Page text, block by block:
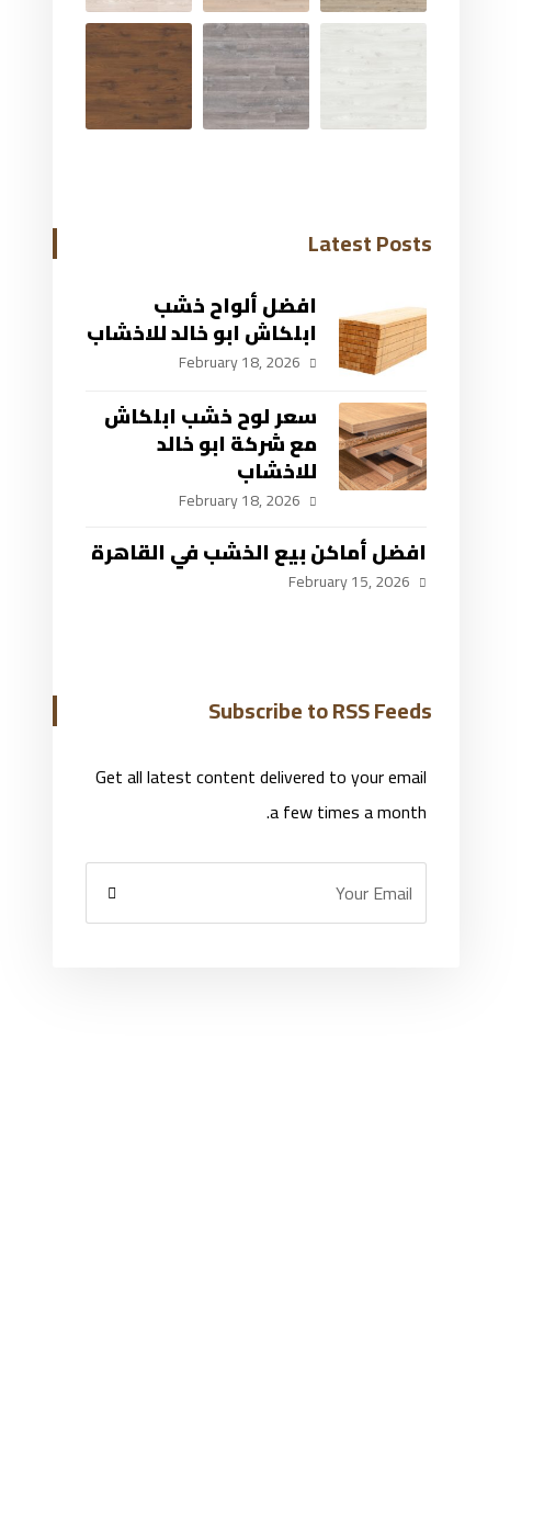
Latest Posts
افضل ألواح خشب
ابلكاش ابو خالد للاخشاب
February 18, 2026
سعر لوح خشب ابلكاش
مع شركة ابو خالد
للاخشاب
February 18, 2026
افضل أماكن بيع الخشب في القاهرة
February 15, 2026
Subscribe to RSS Feeds
Get all latest content delivered to your email
a few times a month.